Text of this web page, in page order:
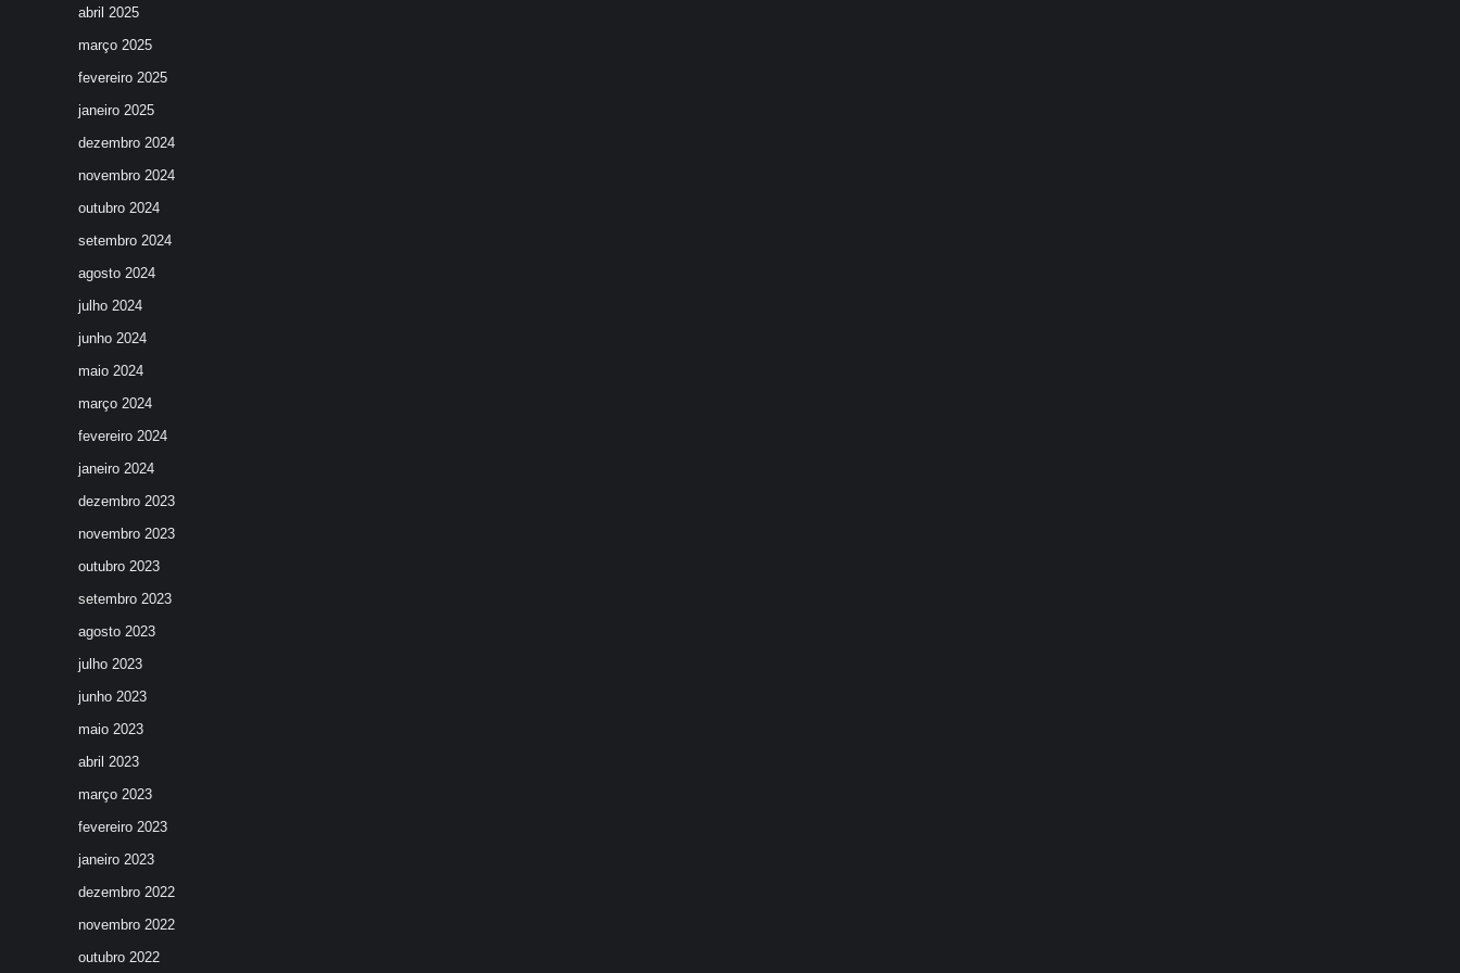
abril 2025
março 2025
fevereiro 2025
janeiro 2025
dezembro 2024
novembro 2024
outubro 2024
setembro 2024
agosto 2024
julho 2024
junho 2024
maio 2024
março 2024
fevereiro 2024
janeiro 2024
dezembro 2023
novembro 2023
outubro 2023
setembro 2023
agosto 2023
julho 2023
junho 2023
maio 2023
abril 2023
março 2023
fevereiro 2023
janeiro 2023
dezembro 2022
novembro 2022
outubro 2022